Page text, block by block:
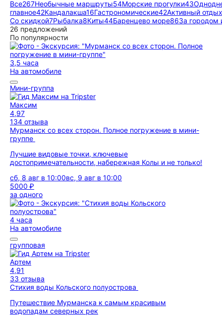
Все267Необычные маршруты54Морские прогулки43
главное42Кандалакша16Гастрономические42Активный отдых
Со скидкой7Рыбалка8Киты44Баренцево море86За городом
26 предложений
По популярности
3,5 часа
На автомобиле
Мини-группа
Максим
4,97
134 отзыва
Мурманск со всех сторон. Полное погружение в мини-
группе
Лучшие видовые точки, ключевые
достопримечательности, набережная Колы и не только!
сб, 8 авг в 10:00вс, 9 авг в 10:00
5000 ₽
за одного
4 часа
На автомобиле
групповая
Артем
4,91
33 отзыва
Стихия воды Кольского полуострова
Путешествие Мурманска к самым красивым
водопадам северных рек